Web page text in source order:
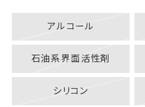
アルコール
石油系界面活性剤
シリコン